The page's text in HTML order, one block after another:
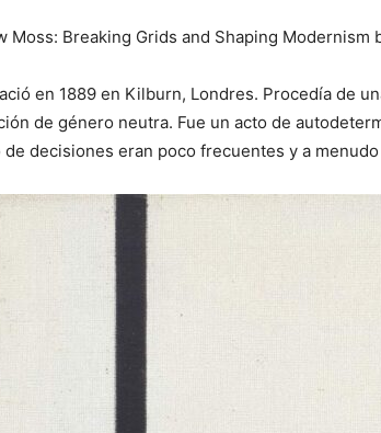
Moss: Breaking Grids and Shaping Modernism
en 1889 en Kilburn, Londres. Procedía de
de género neutra. Fue un acto de
decisiones eran poco frecuentes y a